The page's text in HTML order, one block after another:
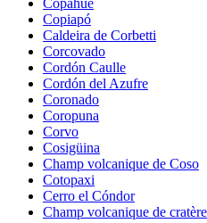
Copiapó
Caldeira de Corbetti
Corcovado
Cordón Caulle
Cordón del Azufre
Coronado
Coropuna
Corvo
Cosigüina
Champ volcanique de Coso
Cotopaxi
Cerro el Cóndor
Champ volcanique de